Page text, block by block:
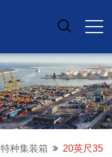
特种集装箱
20英尺35